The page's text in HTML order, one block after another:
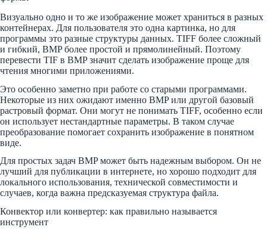
Визуально одно и то же изображение может храниться в разных
контейнерах. Для пользователя это одна картинка, но для
программы это разные структуры данных. TIFF более сложный
и гибкий, BMP более простой и прямолинейный. Поэтому
перевести TIF в BMP значит сделать изображение проще для
чтения многими приложениями.
Это особенно заметно при работе со старыми программами.
Некоторые из них ожидают именно BMP или другой базовый
растровый формат. Они могут не понимать TIFF, особенно если
он использует нестандартные параметры. В таком случае
преобразование помогает сохранить изображение в понятном
виде.
Для простых задач BMP может быть надежным выбором. Он не
лучший для публикации в интернете, но хорошо подходит для
локального использования, технической совместимости и
случаев, когда важна предсказуемая структура файла.
Конвектор или конвертер: как правильно называется
инструмент